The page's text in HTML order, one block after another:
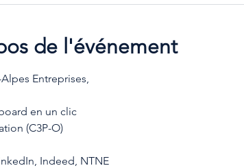
de l'événement
Entreprises,
en un clic
(C3P-O)
Indeed, NTNE